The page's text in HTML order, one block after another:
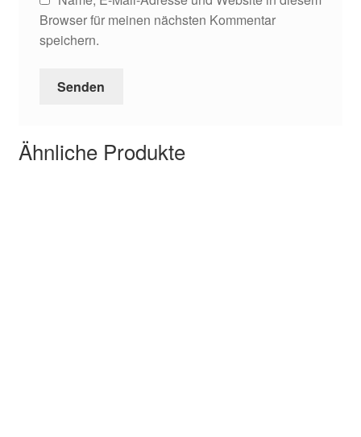
Browser für meinen nächsten Kommentar
speichern.
Ähnliche Produkte